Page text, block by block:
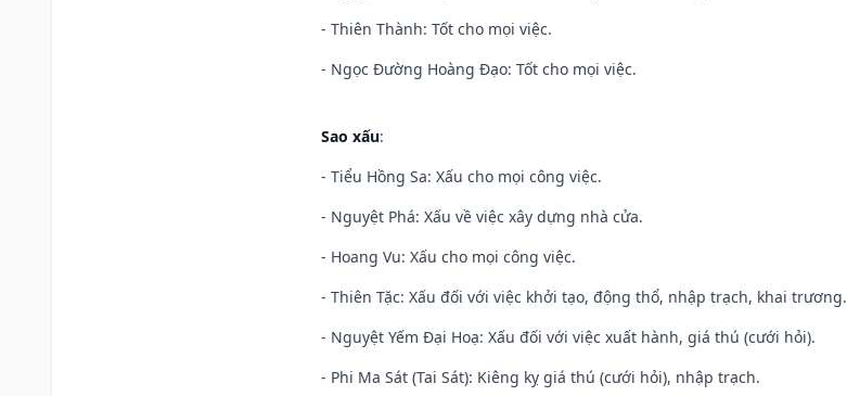
- Thiên Thành: Tốt cho mọi việc.
- Ngọc Đường Hoàng Đạo: Tốt cho mọi việc.
Sao xấu:
- Tiểu Hồng Sa: Xấu cho mọi công việc.
- Nguyệt Phá: Xấu về việc xây dựng nhà cửa.
- Hoang Vu: Xấu cho mọi công việc.
- Thiên Tặc: Xấu đối với việc khởi tạo, động thổ, nhập trạch, khai trương.
- Nguyệt Yếm Đại Hoạ: Xấu đối với việc xuất hành, giá thú (cưới hỏi).
- Phi Ma Sát (Tai Sát): Kiêng kỵ giá thú (cưới hỏi), nhập trạch.